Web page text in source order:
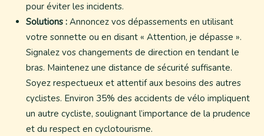
pour éviter les incidents.
Solutions : Annoncez vos dépassements en utilisant
votre sonnette ou en disant « Attention, je dépasse ».
Signalez vos changements de direction en tendant le
bras. Maintenez une distance de sécurité suffisante.
Soyez respectueux et attentif aux besoins des autres
cyclistes. Environ 35% des accidents de vélo impliquent
un autre cycliste, soulignant l’importance de la prudence
et du respect en cyclotourisme.